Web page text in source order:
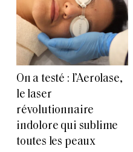
On a testé : l’Aerolase,
le laser
révolutionnaire
indolore qui sublime
toutes les peaux